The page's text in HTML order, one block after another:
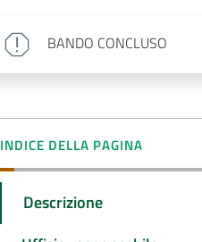
BANDO CONCLUSO
INDICE DELLA PAGINA
Descrizione